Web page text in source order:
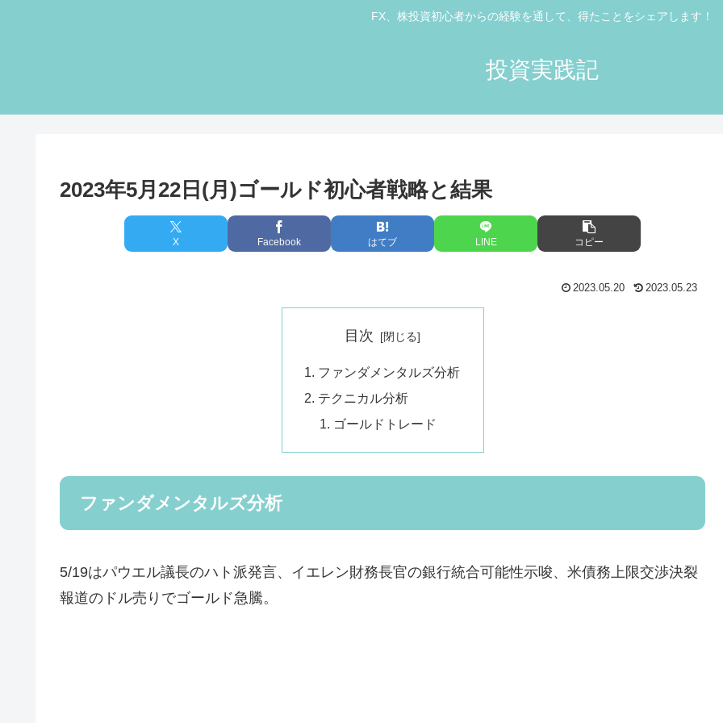
FX、株投資初心者からの経験を通して、得たことをシェアします！
投資実践記
2023年5月22日(月)ゴールド初心者戦略と結果
X Facebook はてブ LINE コピー
2023.05.20 2023.05.23
目次
ファンダメンタルズ分析
テクニカル分析
ゴールドトレード
ファンダメンタルズ分析
5/19はパウエル議長のハト派発言、イエレン財務長官の銀行統合可能性示唆、米債務上限交渉決裂
報道のドル売りでゴールド急騰。